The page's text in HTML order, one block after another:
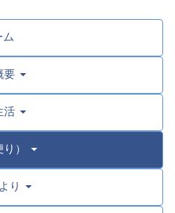
要
活
）
り